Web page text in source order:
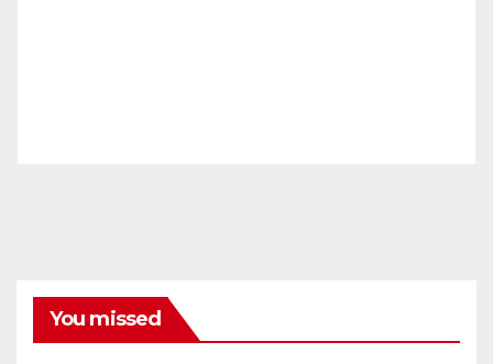
You missed